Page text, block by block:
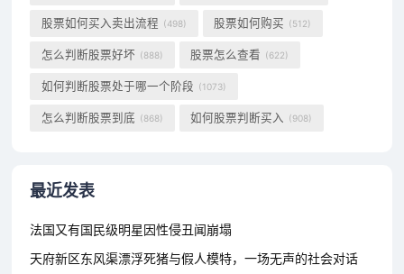
股票如何买入卖出流程 (498) 股票如何购买 (512)
怎么判断股票好坏 (888) 股票怎么查看 (622)
如何判断股票处于哪一个阶段 (1073)
怎么判断股票到底 (868) 如何股票判断买入 (908)
最近发表
法国又有国民级明星因性侵丑闻崩塌
天府新区东风渠漂浮死猪与假人模特，一场无声的社会对话